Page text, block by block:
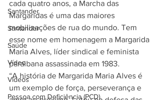
Santander
Santander
Saúde
Vídeo
Vídeos
Pessoa com Deficiência (PCD)
cada quatro anos, a Marcha das
Margaridas é uma das maiores
mobilizações de rua do mundo. Tem
esse nome em homenagem a Margarida
Maria Alves, líder sindical e feminista
paraibana assassinada em 1983.
“A história de Margarida Maria Alves é
um exemplo de força, perseverança e